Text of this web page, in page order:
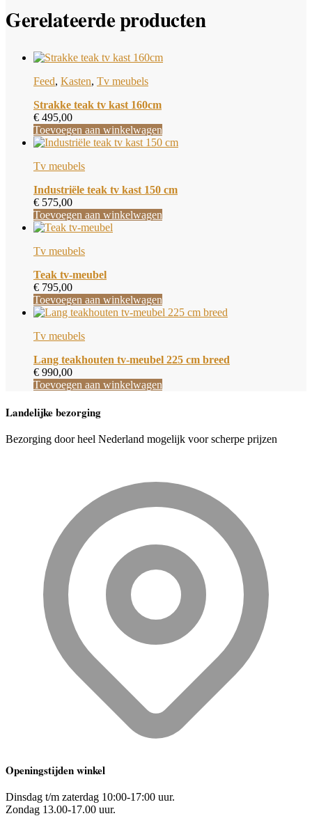
Gerelateerde producten
Feed, Kasten, Tv meubels
Strakke teak tv kast 160cm
€ 495,00
Toevoegen aan winkelwagen
Tv meubels
Industriële teak tv kast 150 cm
€ 575,00
Toevoegen aan winkelwagen
Tv meubels
Teak tv-meubel
€ 795,00
Toevoegen aan winkelwagen
Tv meubels
Lang teakhouten tv-meubel 225 cm breed
€ 990,00
Toevoegen aan winkelwagen
Landelijke bezorging
Bezorging door heel Nederland mogelijk voor scherpe prijzen
Openingstijden winkel
Dinsdag t/m zaterdag 10:00-17:00 uur.
Zondag 13.00-17.00 uur.